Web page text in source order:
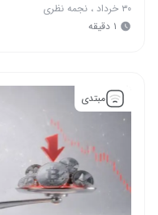
۳۰ خرداد ، نجمه نظری
۱ دقیقه
مبتدی